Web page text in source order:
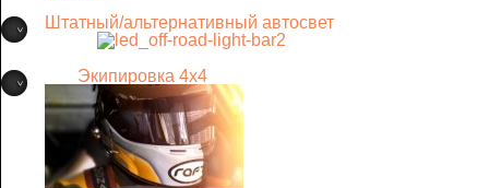
Штатный/альтернативный автосвет
Экипировка 4х4